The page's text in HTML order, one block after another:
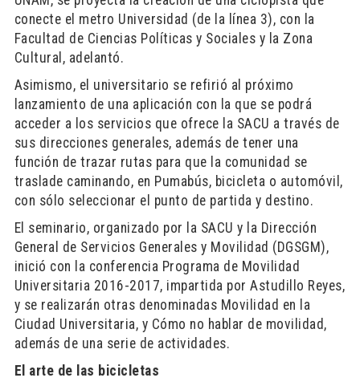
conecte el metro Universidad (de la línea 3), con la
Facultad de Ciencias Políticas y Sociales y la Zona
Cultural, adelantó.
Asimismo, el universitario se refirió al próximo
lanzamiento de una aplicación con la que se podrá
acceder a los servicios que ofrece la SACU a través de
sus direcciones generales, además de tener una
función de trazar rutas para que la comunidad se
traslade caminando, en Pumabús, bicicleta o automóvil,
con sólo seleccionar el punto de partida y destino.
El seminario, organizado por la SACU y la Dirección
General de Servicios Generales y Movilidad (DGSGM),
inició con la conferencia Programa de Movilidad
Universitaria 2016-2017, impartida por Astudillo Reyes,
y se realizarán otras denominadas Movilidad en la
Ciudad Universitaria, y Cómo no hablar de movilidad,
además de una serie de actividades.
El arte de las bicicletas